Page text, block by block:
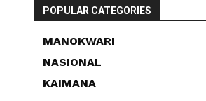
POPULAR CATEGORIES
MANOKWARI
NASIONAL
KAIMANA